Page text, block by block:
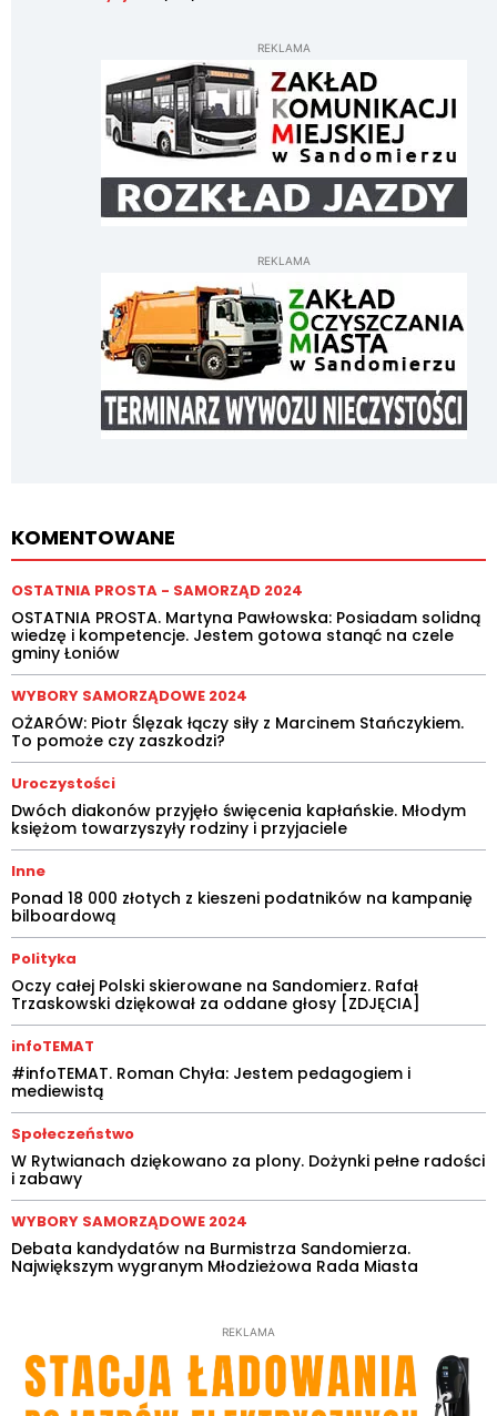
REKLAMA
REKLAMA
KOMENTOWANE
OSTATNIA PROSTA - SAMORZĄD 2024
OSTATNIA PROSTA. Martyna Pawłowska: Posiadam solidną
wiedzę i kompetencje. Jestem gotowa stanąć na czele
gminy Łoniów
WYBORY SAMORZĄDOWE 2024
OŻARÓW: Piotr Ślęzak łączy siły z Marcinem Stańczykiem.
To pomoże czy zaszkodzi?
Uroczystości
Dwóch diakonów przyjęło święcenia kapłańskie. Młodym
księżom towarzyszyły rodziny i przyjaciele
Inne
Ponad 18 000 złotych z kieszeni podatników na kampanię
bilboardową
Polityka
Oczy całej Polski skierowane na Sandomierz. Rafał
Trzaskowski dziękował za oddane głosy [ZDJĘCIA]
infoTEMAT
#infoTEMAT. Roman Chyła: Jestem pedagogiem i
mediewistą
Społeczeństwo
W Rytwianach dziękowano za plony. Dożynki pełne radości
i zabawy
WYBORY SAMORZĄDOWE 2024
Debata kandydatów na Burmistrza Sandomierza.
Największym wygranym Młodzieżowa Rada Miasta
REKLAMA